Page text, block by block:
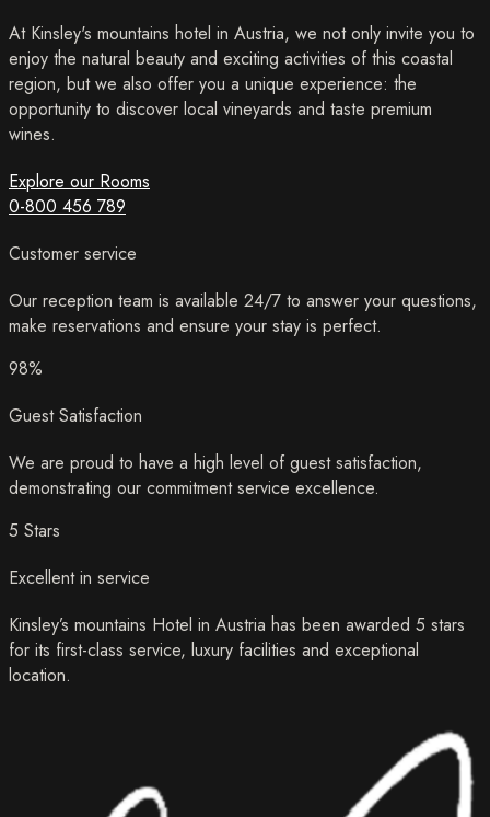
At Kinsley's mountains hotel in Austria, we not only invite you to
enjoy the natural beauty and exciting activities of this coastal
region, but we also offer you a unique experience: the
opportunity to discover local vineyards and taste premium
wines.
Explore our Rooms
0-800 456 789
Customer service
Our reception team is available 24/7 to answer your questions,
make reservations and ensure your stay is perfect.
98%
Guest Satisfaction
We are proud to have a high level of guest satisfaction,
demonstrating our commitment service excellence.
5 Stars
Excellent in service
Kinsley’s mountains Hotel in Austria has been awarded 5 stars
for its first-class service, luxury facilities and exceptional
location.